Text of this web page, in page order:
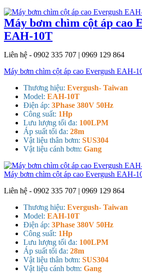
Máy bơm chìm cột áp cao
EAH-10T
Liên hệ - 0902 335 707 | 0969 129 864
Máy bơm chìm cột áp cao Evergush EAH-
Thương hiệu: Evergush- Taiwan
Model: EAH-10T
Điện áp: 3Phase 380V 50Hz
Công suất: 1Hp
Lưu lượng tối đa: 100LPM
Áp suất tối đa: 28m
Vật liệu thân bơm: SUS304
Vật liệu cánh bơm: Gang
Máy bơm chìm cột áp cao Evergush EAH-
Liên hệ - 0902 335 707 | 0969 129 864
Thương hiệu: Evergush- Taiwan
Model: EAH-10T
Điện áp: 3Phase 380V 50Hz
Công suất: 1Hp
Lưu lượng tối đa: 100LPM
Áp suất tối đa: 28m
Vật liệu thân bơm: SUS304
Vật liệu cánh bơm: Gang